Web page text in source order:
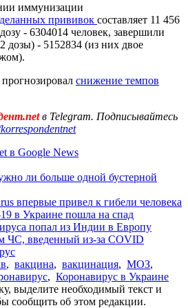
иммунизации
прививок составляет 11 456
- 6304014 человек, завершили
дозы) - 5152834 (из них двое
снижение темпов
в Telegram. Подписывайтесь
в Google News
ли больше одной бустерной
впервые привел к гибели человека
в Украине пошла на спад
попал из Индии в Европу
введенный из-за COVID
, вакцина, вакцинация, МОЗ,
, Коронавирус в Украине
выделите необходимый текст и
сообщить об этом редакции.